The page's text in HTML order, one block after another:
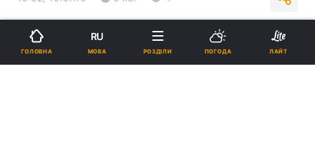
Підпишіться на нас в Google
Реклама
ГОЛОВНА
RU
МОВА РОЗДІЛИ ПОГОДА ЛАЙТ